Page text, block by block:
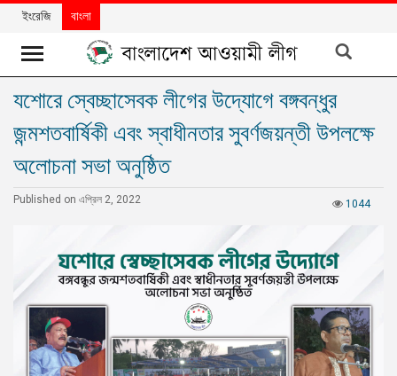
খবর
দলের
নিবন্ধ
মতামত
উন্নয়নের
বাংলাদেশ
ইংরেজি বাংলা
যশোরে স্বেচ্ছাসেবক লীগের উদ্যোগে বঙ্গবন্ধুর
জন্মশতবার্ষিকী এবং স্বাধীনতার সুবর্ণজয়ন্তী উপলক্ষে
অলোচনা সভা অনুষ্ঠিত
1044
Published on এপ্রিল 2, 2022